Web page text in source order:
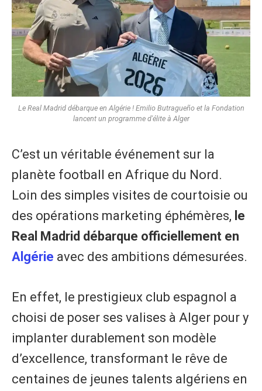
Le Real Madrid débarque en Algérie ! Emilio Butragueño et la Fondation
lancent un programme d'élite à Alger
​C’est un véritable événement sur la
planète football en Afrique du Nord.
Loin des simples visites de courtoisie ou
des opérations marketing éphémères, le
Real Madrid débarque officiellement en
Algérie avec des ambitions démesurées.
En effet, le prestigieux club espagnol a
choisi de poser ses valises à Alger pour y
implanter durablement son modèle
d’excellence, transformant le rêve de
centaines de jeunes talents algériens en